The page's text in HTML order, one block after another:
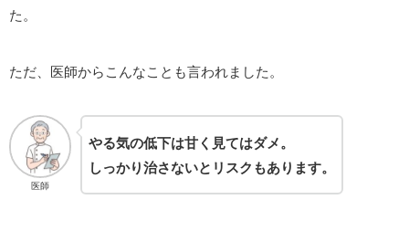
た。
ただ、医師からこんなことも言われました。
医師
やる気の低下は甘く見てはダメ。
しっかり治さないとリスクもあります。